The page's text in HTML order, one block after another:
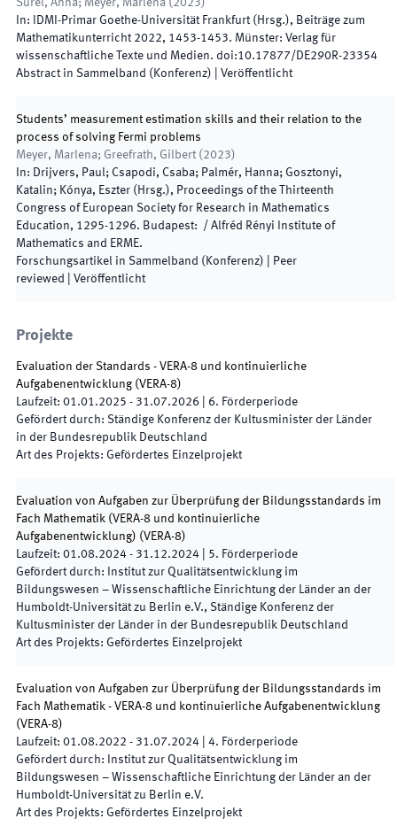
Surel, Anna; Meyer, Marlena ( 2023)
In:
IDMI-Primar Goethe-Universität Frankfurt ( Hrsg.), Beiträge zum
Mathematikunterricht 2022, 1453-1453. Münster: Verlag für
wissenschaftliche Texte und Medien. doi:10.17877/DE290R-23354
Abstract in Sammelband (Konferenz)
Veröffentlicht
Students’ measurement estimation skills and their relation to the
process of solving Fermi problems
Meyer, Marlena; Greefrath, Gilbert ( 2023)
In: Drijvers, Paul; Csapodi, Csaba; Palmér, Hanna; Gosztonyi,
Katalin; Kónya, Eszter ( Hrsg.), Proceedings of the Thirteenth
Congress of European Society for Research in Mathematics
Education, 1295-1296. Budapest: / Alfréd Rényi Institute of
Mathematics and ERME.
Forschungsartikel in Sammelband (Konferenz) | Peer
reviewed
Veröffentlicht
Projekte
Evaluation der Standards - VERA-8 und kontinuierliche
Aufgabenentwicklung (VERA-8)
Laufzeit: 01.01.2025 - 31.07.2026 6. Förderperiode
Gefördert durch: Ständige Konferenz der Kultusminister der Länder
in der Bundesrepublik Deutschland
Art des Projekts: Gefördertes Einzelprojekt
Evaluation von Aufgaben zur Überprüfung der Bildungsstandards im
Fach Mathematik (VERA-8 und kontinuierliche
Aufgabenentwicklung) (VERA-8)
Laufzeit: 01.08.2024 - 31.12.2024 5. Förderperiode
Gefördert durch:
Institut zur Qualitätsentwicklung im
Bildungswesen – Wissenschaftliche Einrichtung der Länder an der
Humboldt-Universität zu Berlin e.V., Ständige Konferenz der
Kultusminister der Länder in der Bundesrepublik Deutschland
Art des Projekts: Gefördertes Einzelprojekt
Evaluation von Aufgaben zur Überprüfung der Bildungsstandards im
Fach Mathematik - VERA-8 und kontinuierliche Aufgabenentwicklung
(VERA-8)
Laufzeit: 01.08.2022 - 31.07.2024 4. Förderperiode
Gefördert durch:
Institut zur Qualitätsentwicklung im
Bildungswesen – Wissenschaftliche Einrichtung der Länder an der
Humboldt-Universität zu Berlin e.V.
Art des Projekts: Gefördertes Einzelprojekt